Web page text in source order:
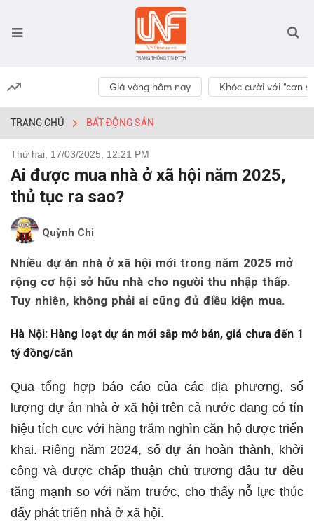
Giá vàng hôm nay Khóc cười với “cơn
TRANG CHỦ BẤT ĐỘNG SẢN
Thứ hai, 17/03/2025, 12:21 PM
Ai được mua nhà ở xã hội năm 2025,
thủ tục ra sao?
Quỳnh Chi
Nhiều dự án nhà ở xã hội mới trong năm 2025 mở
rộng cơ hội sở hữu nhà cho người thu nhập thấp.
Tuy nhiên, không phải ai cũng đủ điều kiện mua.
Hà Nội: Hàng loạt dự án mới sắp mở bán, giá chưa đến 1
tỷ đồng/căn
Qua tổng hợp báo cáo của các địa phương, số
lượng dự án nhà ở xã hội trên cả nước đang có tín
hiệu tích cực với hàng trăm nghìn căn hộ được triển
khai. Riêng năm 2024, số dự án hoàn thành, khởi
công và được chấp thuận chủ trương đầu tư đều
tăng mạnh so với năm trước, cho thấy nỗ lực thúc
đẩy phát triển nhà ở xã hội.